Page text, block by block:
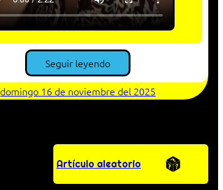
Seguir leyendo
domingo 16 de noviembre del 2025
Artículo aleatorio